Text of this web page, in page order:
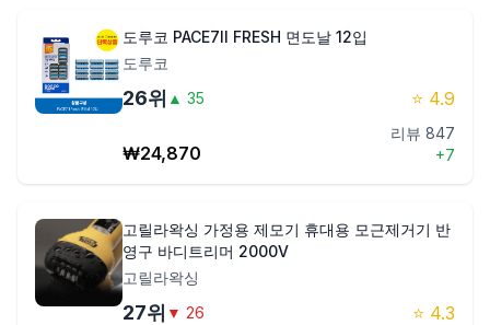
도루코 PACE7II FRESH 면도날 12입
도루코
26위 ▲ 35 ⭐ 4.9
₩24,870
리뷰 847
+7
고릴라왁싱 가정용 제모기 휴대용 모근제거기 반
영구 바디트리머 2000V
고릴라왁싱
27위 ▼ 26 ⭐ 4.3